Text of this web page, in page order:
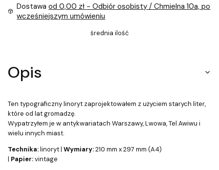
Dostawaod 0,00 zł - Odbiór osobisty / Chmielna 10a, po
wcześniejszym umówieniu
średnia ilość
Opis
Ten typograficzny linoryt zaprojektowałem z użyciem starych liter,
które od lat gromadzę.
Wypatrzyłem je w antykwariatach Warszawy, Lwowa, Tel Awiwu i
wielu innych miast.
Technika:linoryt | Wymiary:210 mm x 297 mm (A4)
| Papier:vintage